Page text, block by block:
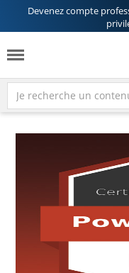
Devenez compte